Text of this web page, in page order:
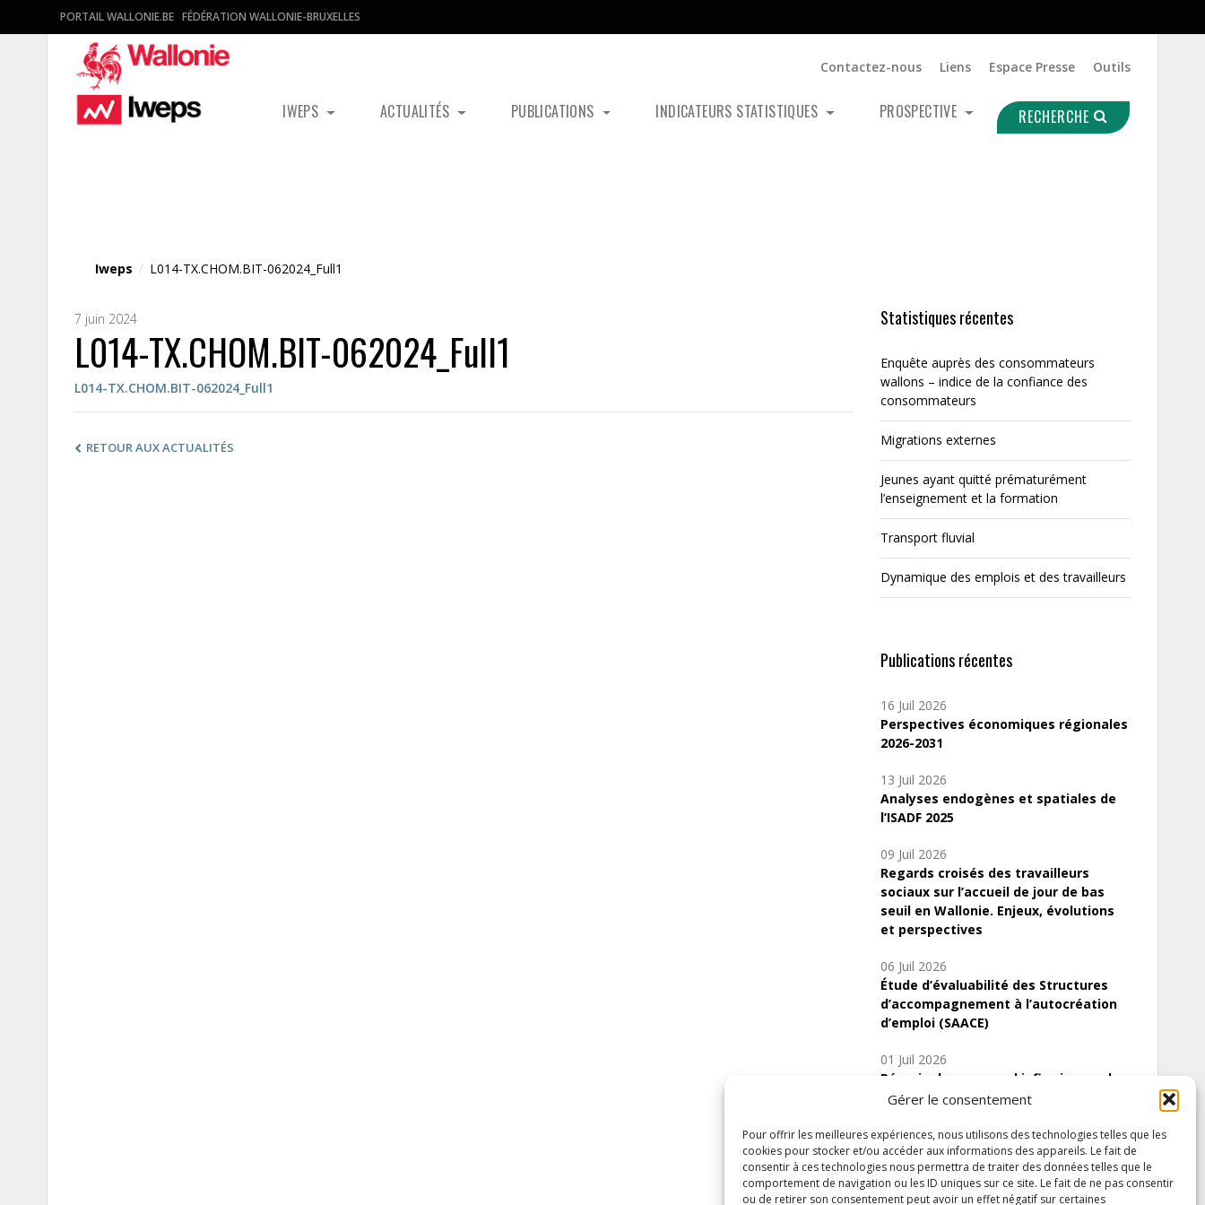
Gérer le consentement
Pour offrir les meilleures expériences, nous utilisons des technologies telles que les
cookies pour stocker et/ou accéder aux informations des appareils. Le fait de
consentir à ces technologies nous permettra de traiter des données telles que le
comportement de navigation ou les ID uniques sur ce site. Le fait de ne pas consentir
ou de retirer son consentement peut avoir un effet négatif sur certaines
PORTAIL WALLONIE.BE FÉDÉRATION WALLONIE-BRUXELLES
Contactez-nous Liens Espace Presse Outils
IWEPS ACTUALITÉS PUBLICATIONS INDICATEURS STATISTIQUES PROSPECTIVE RECHERCHE
Iweps / L014-TX.CHOM.BIT-062024_Full1
7 juin 2024
L014-TX.CHOM.BIT-062024_Full1
L014-TX.CHOM.BIT-062024_Full1
RETOUR AUX ACTUALITÉS
Statistiques récentes
Enquête auprès des consommateurs
wallons – indice de la confiance des
consommateurs
Migrations externes
Jeunes ayant quitté prématurément
l’enseignement et la formation
Transport fluvial
Dynamique des emplois et des travailleurs
Publications récentes
16 Juil 2026
Perspectives économiques régionales
2026-2031
13 Juil 2026
Analyses endogènes et spatiales de
l’ISADF 2025
09 Juil 2026
Regards croisés des travailleurs
sociaux sur l’accueil de jour de bas
seuil en Wallonie. Enjeux, évolutions
et perspectives
06 Juil 2026
Étude d’évaluabilité des Structures
d’accompagnement à l’autocréation
d’emploi (SAACE)
01 Juil 2026
Pénurie du personnel infirmier :quels
indicateurs d’offre de soins pour
Inscrivez-vous à notre newsletter